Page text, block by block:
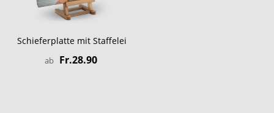
Schieferplatte mit Staffelei
ab Fr.28.90